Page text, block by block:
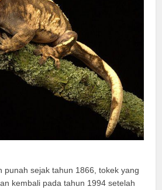
punah sejak tahun 1866, tokek yang
kembali pada tahun 1994 setelah